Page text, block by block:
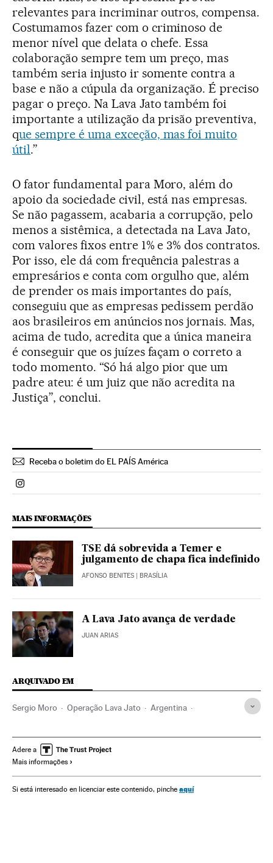
relevantes para incriminar outros, compensa.
Costumamos fazer com o criminoso de
menor nível que delata o chefe. Essa
colaboração sempre tem um preço, mas
também seria injusto ir somente contra a
base e não a cúpula da organização. É preciso
pagar o preço. Na Lava Jato também foi
importante a utilização da prisão preventiva,
que sempre é uma exceção, mas foi muito
útil.”
O fator fundamental para Moro, além do
apoio da sociedade civil, está nas empresas.
Se não pagassem, acabaria a corrupção, pelo
menos a sistêmica, a detectada na Lava Jato,
com valores fixos entre 1% e 3% dos contratos.
Por isso, ele dá com frequência palestras a
empresários e conta com orgulho que, além
de prender os mais importantes do país,
conseguiu que as empresas pedissem perdão
aos brasileiros em anúncios nos jornais. Mas,
acima de tudo, acredita que a única maneira
é conseguir que os juízes façam o correto a
todo momento. “Só há algo pior que um
padre ateu: é um juiz que não acredita na
Justiça”, conclui.
Receba o boletim do EL PAÍS América
Politica El País Brasil en Instagram
MAIS INFORMAÇÕES
TSE dá sobrevida a Temer e
julgamento de chapa fica indefinido
AFONSO BENITES | BRASÍLIA
A Lava Jato avança de verdade
JUAN ARIAS
ARQUIVADO EM
Sergio Moro Operação Lava Jato Argentina
Financiamento ilegal Lavagem dinheiro
Corrupção política
Brasil Partidos políticos Polícia Corrupção
Adere a
Mais informações
Si está interesado en licenciar este contenido, pinche aquí